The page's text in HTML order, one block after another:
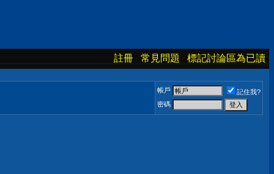
註冊 常見問題 標記討論區為已讀
帳戶
記住我?
密碼